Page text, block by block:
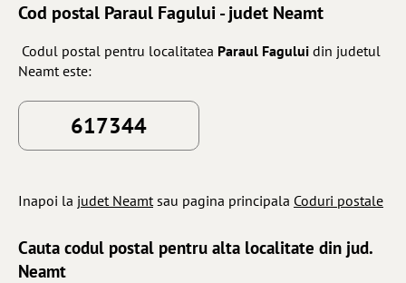
Cod postal Paraul Fagului - judet Neamt
Codul postal pentru localitatea Paraul Fagului din judetul
Neamt este:
617344
Inapoi la judet Neamtsau pagina principala Coduri postale
Cauta codul postal pentru alta localitate din jud.
Neamt